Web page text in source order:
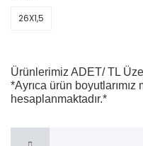
26X1,5
Ürünlerimiz ADET/ TL
*Ayrıca ürün boyutlarımız
hesaplanmaktadır.*